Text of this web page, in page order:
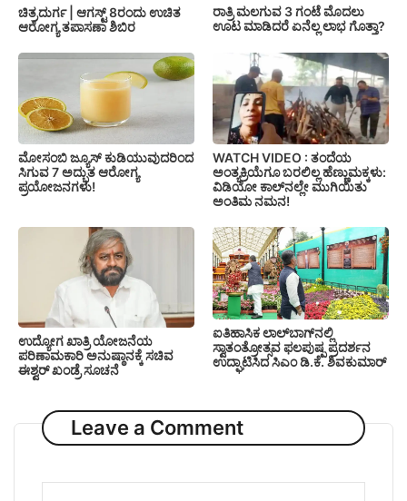
ಚಿತ್ರದುರ್ಗ | ಆಗಸ್ಟ್ 8ರಂದು ಉಚಿತ
ಆರೋಗ್ಯ ತಪಾಸಣಾ ಶಿಬಿರ
ರಾತ್ರಿ ಮಲಗುವ 3 ಗಂಟೆ ಮೊದಲು
ಊಟ ಮಾಡಿದರೆ ಏನೆಲ್ಲ ಲಾಭ ಗೊತ್ತಾ?
ಮೋಸಂಬಿ ಜ್ಯೂಸ್ ಕುಡಿಯುವುದರಿಂದ
ಸಿಗುವ 7 ಅದ್ಭುತ ಆರೋಗ್ಯ
ಪ್ರಯೋಜನಗಳು!
WATCH VIDEO : ತಂದೆಯ
ಅಂತ್ಯಕ್ರಿಯೆಗೂ ಬರಲಿಲ್ಲ ಹೆಣ್ಣುಮಕ್ಕಳು:
ವಿಡಿಯೋ ಕಾಲ್‌ನಲ್ಲೇ ಮುಗಿಯಿತು
ಅಂತಿಮ ನಮನ!
ಉದ್ಯೋಗ ಖಾತ್ರಿ ಯೋಜನೆಯ
ಪರಿಣಾಮಕಾರಿ ಅನುಷ್ಠಾನಕ್ಕೆ ಸಚಿವ
ಈಶ್ವರ್ ಖಂಡ್ರೆ ಸೂಚನೆ
ಐತಿಹಾಸಿಕ ಲಾಲ್‌ಬಾಗ್‌ನಲ್ಲಿ
ಸ್ವಾತಂತ್ರೋತ್ಸವ ಫಲಪುಷ್ಪ ಪ್ರದರ್ಶನ
ಉದ್ಘಾಟಿಸಿದ ಸಿಎಂ ಡಿ.ಕೆ. ಶಿವಕುಮಾರ್
Leave a Comment